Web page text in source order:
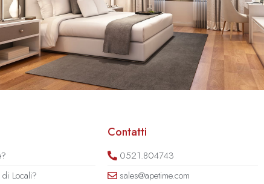
Locali?
Contatti
0521.804743
sales@apetime.com